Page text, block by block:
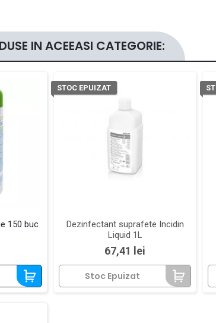
IN ACEEASI CATEGORIE:
150 buc
Dezinfectant suprafete Incidin
Liquid 1L
Pret
67,41 lei
Stoc Epuizat
STOC EPUIZAT